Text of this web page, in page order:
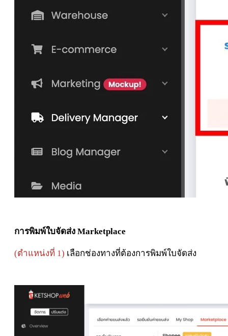
การพิมพ์ใบจัดส่ง Marketplace
(ตำแหน่งที่ 1) เลือกช่องทางที่ต้องการพิมพ์ใบจัดส่ง